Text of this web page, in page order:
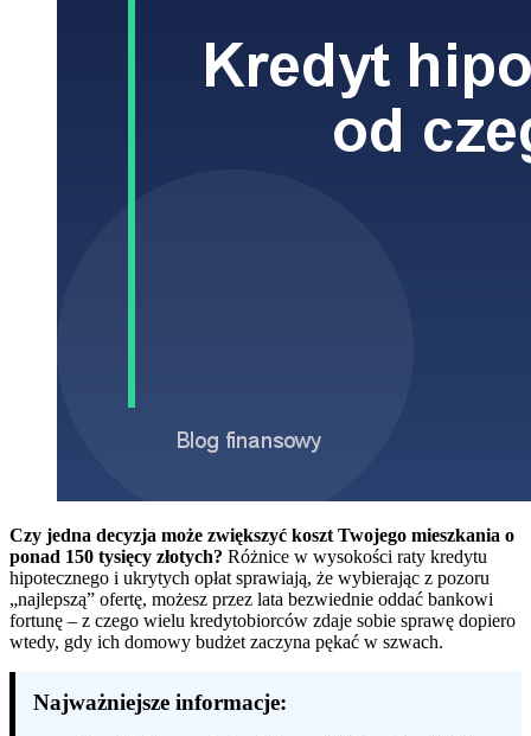
Czy jedna decyzja może zwiększyć koszt Twojego mieszkania o
ponad 150 tysięcy złotych? Różnice w wysokości raty kredytu
hipotecznego i ukrytych opłat sprawiają, że wybierając z pozoru
„najlepszą” ofertę, możesz przez lata bezwiednie oddać bankowi
fortunę – z czego wielu kredytobiorców zdaje sobie sprawę dopiero
wtedy, gdy ich domowy budżet zaczyna pękać w szwach.
Najważniejsze informacje: